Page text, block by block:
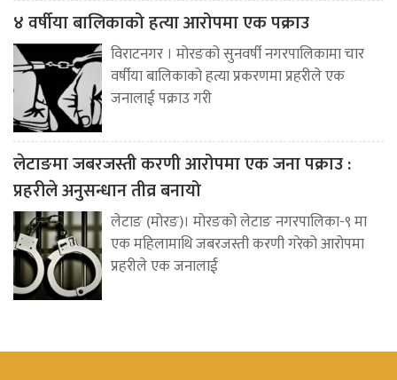
४ वर्षीया बालिकाको हत्या आरोपमा एक पक्राउ
विराटनगर । मोरङको सुनवर्षी नगरपालिकामा चार
वर्षीया बालिकाको हत्या प्रकरणमा प्रहरीले एक
जनालाई पक्राउ गरी
लेटाङमा जबरजस्ती करणी आरोपमा एक जना पक्राउ :
प्रहरीले अनुसन्धान तीव्र बनायो
लेटाङ (मोरङ)। मोरङको लेटाङ नगरपालिका-९ मा
एक महिलामाथि जबरजस्ती करणी गरेको आरोपमा
प्रहरीले एक जनालाई